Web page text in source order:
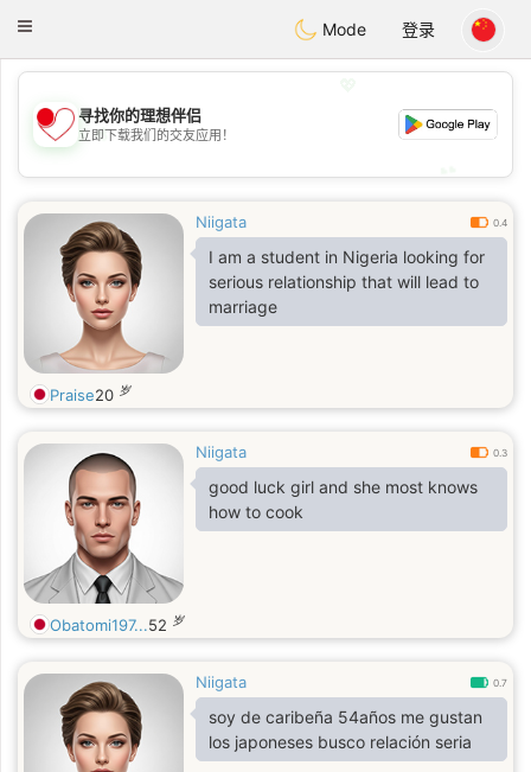
Chat
Toggle
Mode 登录
💖
💕
寻找你的理想伴侣
立即下载我们的交友应用！
Niigata 0.4
I am a student in Nigeria looking for
serious relationship that will lead to
marriage
Praise20 岁
Niigata 0.3
good luck girl and she most knows
how to cook
Obatomi197...52 岁
Niigata 0.7
soy de caribeña 54años me gustan
los japoneses busco relación seria